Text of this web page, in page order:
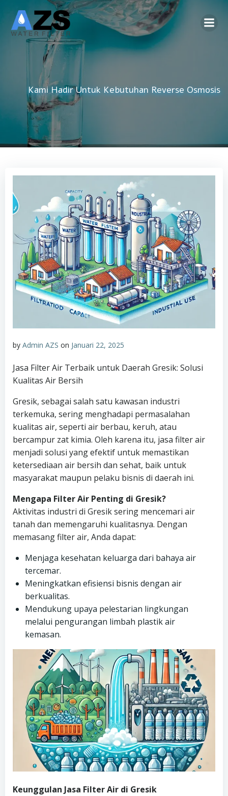
Skip
to
content
Kami Hadir Untuk Kebutuhan Reverse Osmosis
by Admin AZS on Januari 22, 2025
Jasa Filter Air Terbaik untuk Daerah Gresik: Solusi
Kualitas Air Bersih
Gresik, sebagai salah satu kawasan industri
terkemuka, sering menghadapi permasalahan
kualitas air, seperti air berbau, keruh, atau
bercampur zat kimia. Oleh karena itu, jasa filter air
menjadi solusi yang efektif untuk memastikan
ketersediaan air bersih dan sehat, baik untuk
masyarakat maupun pelaku bisnis di daerah ini.
Mengapa Filter Air Penting di Gresik?
Aktivitas industri di Gresik sering mencemari air
tanah dan memengaruhi kualitasnya. Dengan
memasang filter air, Anda dapat:
Menjaga kesehatan keluarga dari bahaya air
tercemar.
Meningkatkan efisiensi bisnis dengan air
berkualitas.
Mendukung upaya pelestarian lingkungan
melalui pengurangan limbah plastik air
kemasan.
Keunggulan Jasa Filter Air di Gresik